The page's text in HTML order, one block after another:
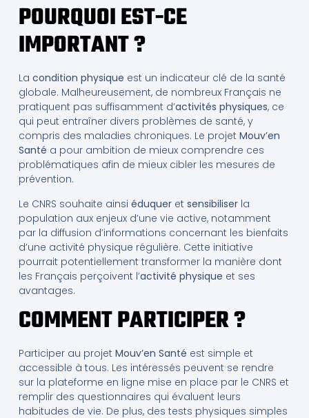
POURQUOI EST-CE
IMPORTANT ?
La condition physique est un indicateur clé de la santé
globale. Malheureusement, de nombreux Français ne
pratiquent pas suffisamment d’activités physiques, ce
qui peut entraîner divers problèmes de santé, y
compris des maladies chroniques. Le projet Mouv’en
Santé a pour ambition de mieux comprendre ces
problématiques afin de mieux cibler les mesures de
prévention.
Le CNRS souhaite ainsi éduqueret sensibiliserla
population aux enjeux d’une vie active, notamment
par la diffusion d’informations concernant les bienfaits
d’une activité physique régulière. Cette initiative
pourrait potentiellement transformer la manière dont
les Français perçoivent l’activité physique et ses
avantages.
COMMENT PARTICIPER ?
Participer au projet Mouv’en Santé est simple et
accessible à tous. Les intéressés peuvent se rendre
sur la plateforme en ligne mise en place par le CNRS et
remplir des questionnaires qui évaluent leurs
habitudes de vie. De plus, des tests physiques simples